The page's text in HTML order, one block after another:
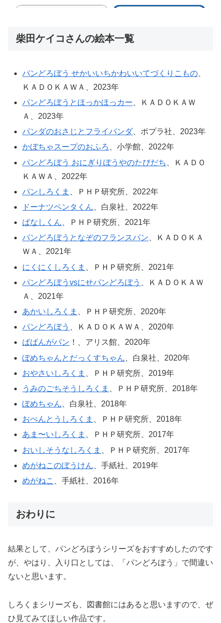
柴田ケイコさんの絵本一覧
パンどろぼう せかいいちかわいいてづくりこもの
ＫＡＤＯＫＡＷＡ、2023年
パンどろぼうとほっかほっカー 、ＫＡＤＯＫＡＷ
Ａ、2023年
パンダのおさじとフライパンダ、ポプラ社、2023年
かぼちゃスープのおふろ 、小学館、2022年
パンどろぼう おにぎりぼうやのたびだち
、ＫＡＤＯ
ＫＡＷＡ、2022年
パンしろくま
、ＰＨＰ研究所、2022年
ドーナツペンタくん 、白泉社、2022年
ぱなしくん 、ＰＨＰ研究所、2021年
パンどろぼうとなぞのフランスパン、ＫＡＤＯＫＡ
ＷＡ、2021年
にくにくしろくま
、ＰＨＰ研究所、2021年
パンどろぼうvsにせパンどろぼう
、ＫＡＤＯＫＡＷ
Ａ、2021年
あかいしろくま
、ＰＨＰ研究所、2020年
パンどろぼう
、ＫＡＤＯＫＡＷＡ、2020年
ぱぱんがパン ！、アリス館、2020年
ぽめちゃんとだっくすちゃん 、白泉社、2020年
おやさいしろくま
、ＰＨＰ研究所、2019年
うみのごちそうしろくま
、ＰＨＰ研究所、2018年
ぽめちゃん 、白泉社、2018年
おべんとうしろくま
、ＰＨＰ研究所、2018年
あま〜いしろくま 、ＰＨＰ研究所、2017年
おいしそうなしろくま
、ＰＨＰ研究所、2017年
めがねこのぼうけん 、手紙社、2019年
めがねこ
、手紙社、2016年
おわりに
結果として、パンどろぼうシリーズをおすすめしたのです
が、やはり、入り口としては、「パンどろぼう」で間違い
ないと思います。
しろくまシリーズも、図書館にはあると思いますので、ぜ
ひ見てみてほしい作品です。